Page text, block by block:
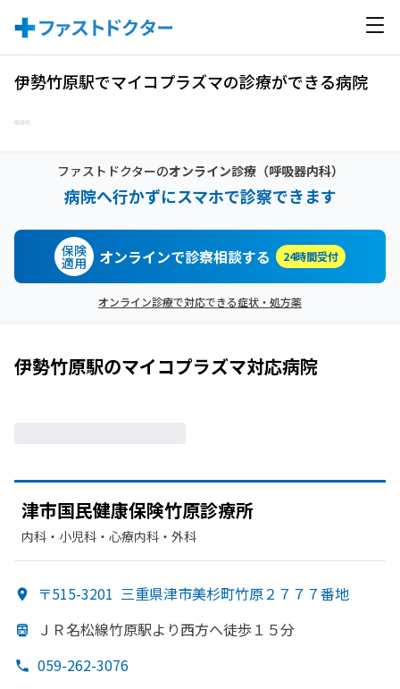
伊勢竹原駅でマイコプラズマの診療ができる病院
ファストドクターのオンライン診療（呼吸器内科）
病院へ行かずにスマホで診察できます
保険
適用 オンラインで診察相談する 24時間受付
オンライン診療で対応できる症状・処方薬
伊勢竹原駅のマイコプラズマ対応病院
津市国民健康保険竹原診療所
内科・​小児科・​心療内科・​外科
〒515-3201 三重県津市美杉町竹原２７７７番地
ＪＲ名松線竹原駅より西方へ徒歩１５分
059-262-3076